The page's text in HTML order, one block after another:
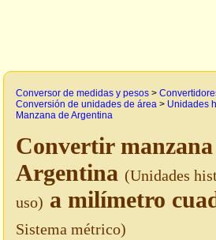
Conversor de medidas y pesos >
Conversión de unidades de área > Unidades
Manzana de Argentina
Convertir
Argentina (Unidades
uso) a milímetro
Sistema métrico)